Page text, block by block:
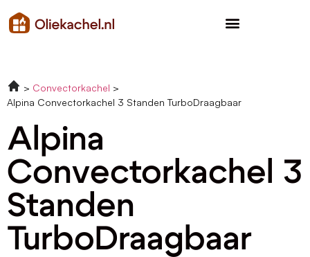
Convectorkachel
Alpina Convectorkachel 3 Standen TurboDraagbaar
Alpina
Convectorkachel 3
Standen
TurboDraagbaar